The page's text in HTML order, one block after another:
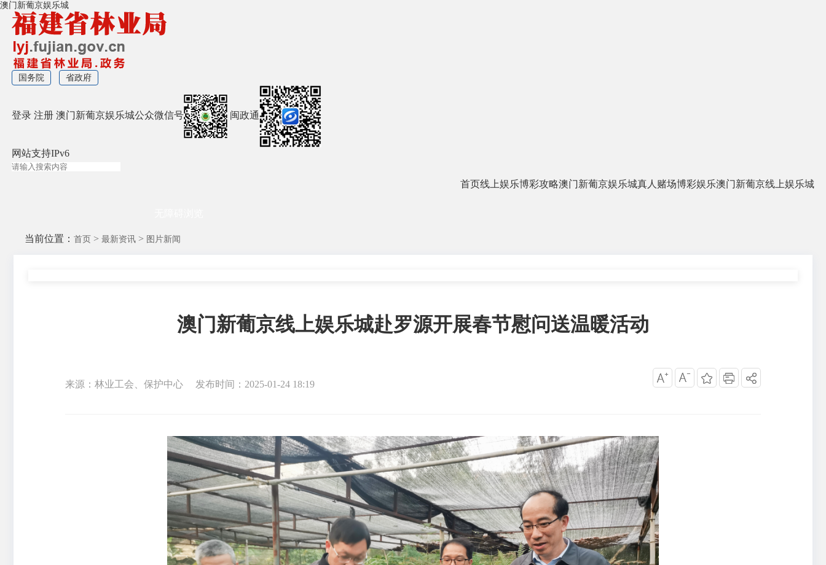
澳门新葡京娱乐城
国务院 省政府
登录 注册 澳门新葡京娱乐城公众微信号 闽政通
网站支持IPv6
首页线上娱乐博彩攻略澳门新葡京娱乐城真人赌场博彩娱乐澳门新葡京线上娱乐城
当前位置： 首页 > 最新资讯 > 图片新闻
澳门新葡京线上娱乐城赴罗源开展春节慰问送温暖活动
来源：林业工会、保护中心 发布时间：2025-01-24 18:19